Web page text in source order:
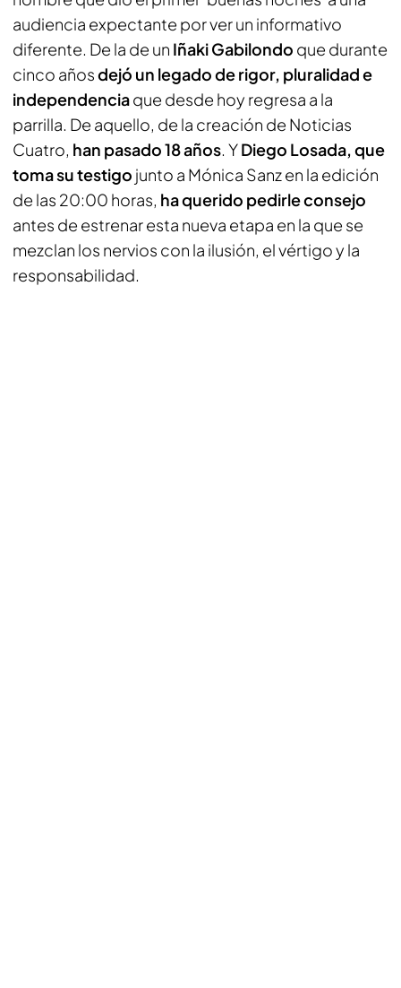
audiencia expectante por ver un informativo
diferente. De la de un Iñaki Gabilondo que durante
cinco añosdejó un legado de rigor, pluralidad e
independenciaque desde hoy regresa a la
parrilla. De aquello, de la creación de Noticias
Cuatro, han pasado 18 años. YDiego Losada, que
toma su testigo junto a Mónica Sanz en la edición
de las 20:00 horas, ha querido pedirle consejo
antes de estrenar esta nueva etapa en la que se
mezclan los nervios con la ilusión, el vértigo y la
responsabilidad.